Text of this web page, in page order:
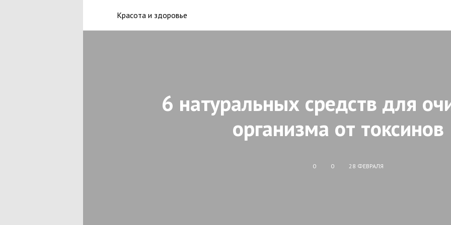
Красота и здоровье
6 натуральных средств для
организма от токсинов
0 0 28 ФЕВРАЛЯ